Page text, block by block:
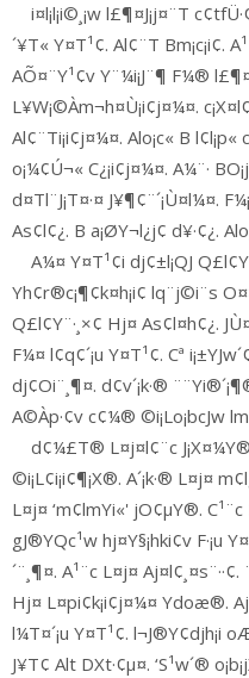
i¤l¡l¡i©¸¡w l£¶¤J¡j¤¨T
´¥T« Y¤T¹¢. Al¢¨T Bm¡c¡i¢.
AÕ¤¨Y¹¢v Y¨¼i¡J¨¶ F¼®
L¥W¡©Àm¬h¤Ù¡i¢j¤¼¤.
Al¢¨Ti¡i¢j¤¼¤. Alo¡c« B
o¡¼¢Ú¬« C¿¡i¢j¤¼¤. A¼¨·
d¤Tl¨J¡T¤·¤ J¥¶¢¨´¡Ù¤l¼¤.
As¢l¢¿. B a¡ØY¬l¿j¢ d¥·¢¿.
A¼¤ Y¤T¹¢i dj¢±l¡QJ
Yh¢r®c¡¶¢k¤h¡i¢ lq¨j©i¨s
Q£l¢Y¨·¸×¢ Hj¤ As¢l¤h¢¿.
F¼¤ l¢q¢´¡u Y¤T¹¢. Cª
dj¢Oi¨¸¶¤. d¢v´¡k·®
A©Àp·¢v c¢¼® ©i¡Lo¡bcJw
d¢¼£T® L¤j¤l¢¨c
©i¡L¢i¡i¢¶¡X®. A´¡k·® L¤j¤
L¤j¤ ‘m¢lmYi«' jO¢µY®.
gJ®YQc¹w hj¤Y§¡hki¢v F·¡u
´¨¸¶¤. A¹¨c L¤j¤
Hj¤ L¤pi¢k¡i¢j¤¼¤ Ydoæ®.
l¼T¤´¡u Y¤T¹¢. l¬J®Y¢djh¡i
J¥T¢ Alt DXt·¢µ¤. ‘S¹w´®